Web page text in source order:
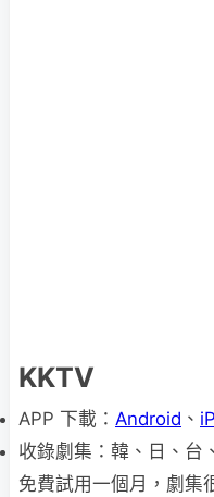
KKTV
APP 下載： Android 、
收錄劇集：韓、日、台
免費試用一個月，劇集